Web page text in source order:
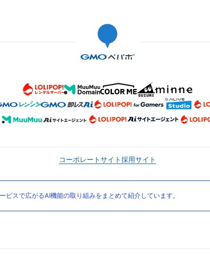
コーポレートサイト採用サイト
スで広がるAI機能の取り組みをまとめて紹介しています。